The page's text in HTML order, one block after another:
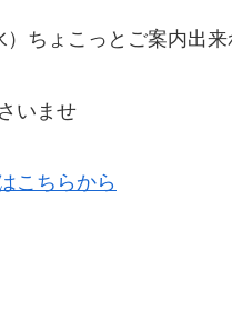
ちょこっとご案内出来
いませ
こちらから